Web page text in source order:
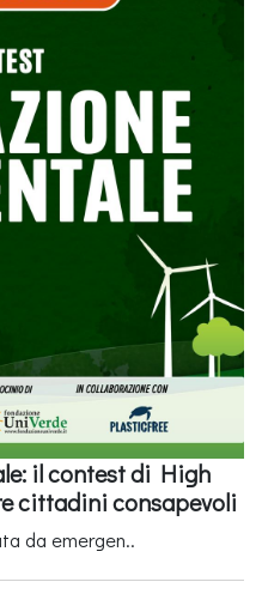
il contest di High
cittadini consapevoli
da emergen..